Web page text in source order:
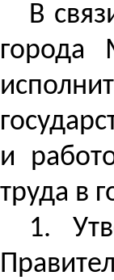
В
и
труда в
1.